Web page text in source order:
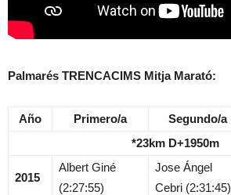
Palmarés TRENCACIMS Mitja Marató:
Año Primero/a Segundo/a
*23km D+1950m
2015
Albert Giné
(2:27:55)
Jose Ángel
Cebri (2:31:45)